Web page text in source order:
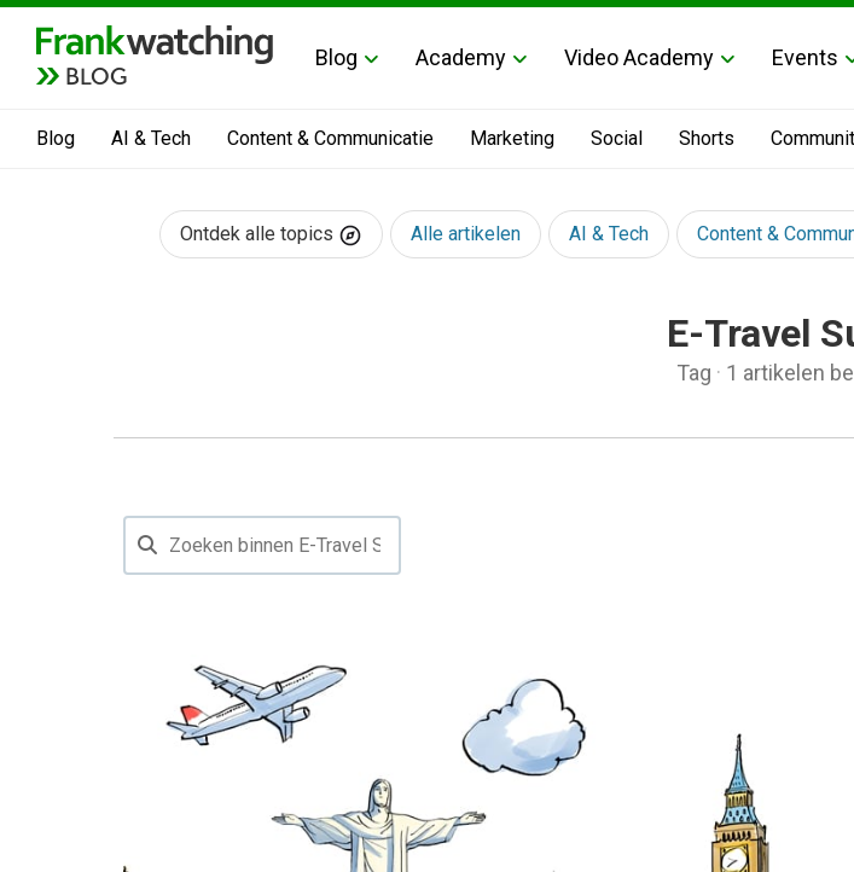
BLOG
Blog Academy Video Academy Events
Blog AI & Tech Content & Communicatie Marketing Social Shorts
Ontdek alle topics Alle artikelen AI & Tech Content &
E-Travel
Tag · 1 artikelen